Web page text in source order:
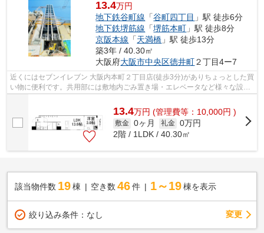
13.4万円
地下鉄谷町線 「谷町四丁目 」駅 徒歩6分
地下鉄堺筋線 「堺筋本町 」駅 徒歩8分
京阪本線 「天満橋 」駅 徒歩13分
築3年 / 40.30㎡
大阪府大阪市中央区徳井町２丁目4ー7
近くにはセブンイレブン 大阪内本町２丁目店(徒歩3分)がありちょっとした買
い物に便利です。共用部には敷地内ごみ置き場・エレベータなど様々な設備
13.4万円 (管理費等：10,000円 )
敷金 0ヶ月 礼金 0万円
2階 / 1LDK / 40.30㎡
該当物件数 19棟 空き数 46 件 1～19 棟を表示
絞り込み条件： なし 変更